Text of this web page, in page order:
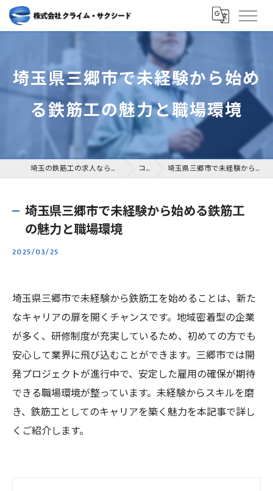
埼玉県三郷市で未経験から始め
る鉄筋工の魅力と職場環境
埼玉の鉄筋工の求人なら株式会社クライム・サクシード コラム 埼玉県三郷市で未経験から始める鉄筋工の魅力と職場環境
埼玉県三郷市で未経験から始める鉄筋工
の魅力と職場環境
2025/03/25
埼玉県三郷市で未経験から鉄筋工を始めることは、新た
なキャリアの扉を開くチャンスです。地域密着型の企業
が多く、研修制度が充実しているため、初めての方でも
安心して業界に飛び込むことができます。三郷市では開
発プロジェクトが進行中で、安定した雇用の確保が期待
できる職場環境が整っています。未経験からスキルを磨
き、鉄筋工としてのキャリアを築く魅力を本記事で詳し
くご紹介します。